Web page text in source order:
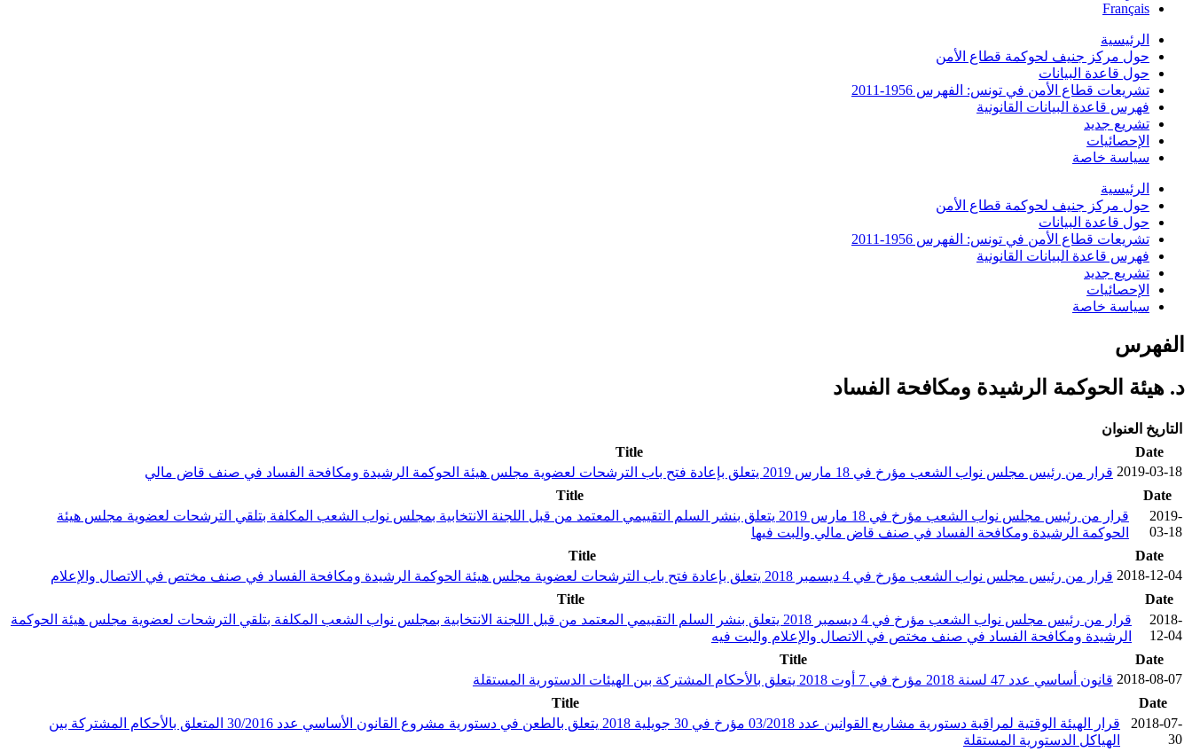
Français
الرئيسية
حول مركز جنيف لحوكمة قطاع الأمن
حول قاعدة البيانات
تشريعات قطاع الأمن في تونس: الفهرس 1956-2011
فهرس قاعدة البيانات القانونية
تشريع جديد
الإحصائيات
سياسة خاصة
الرئيسية
حول مركز جنيف لحوكمة قطاع الأمن
حول قاعدة البيانات
تشريعات قطاع الأمن في تونس: الفهرس 1956-2011
فهرس قاعدة البيانات القانونية
تشريع جديد
الإحصائيات
سياسة خاصة
الفهرس
د. هيئة الحوكمة الرشيدة ومكافحة الفساد
التاريخ العنوان
Date
Title
2019-03-18 قرار من رئيس مجلس نواب الشعب مؤرخ في 18 مارس 2019 يتعلق بإعادة فتح باب الترشحات لعضوية مجلس هيئة الحوكمة الرشيدة ومكافحة الفساد في صنف قاض مالي
Date
Title
2019-
03-18
قرار من رئيس مجلس نواب الشعب مؤرخ في 18 مارس 2019 يتعلق بنشر السلم التقييمي المعتمد من قبل اللجنة الانتخابية بمجلس نواب الشعب المكلفة بتلقي الترشحات لعضوية مجلس هيئة
الحوكمة الرشيدة ومكافحة الفساد في صنف قاض مالي والبت فيها
Date
Title
2018-12-04 قرار من رئيس مجلس نواب الشعب مؤرخ في 4 ديسمبر 2018 يتعلق بإعادة فتح باب الترشحات لعضوية مجلس هيئة الحوكمة الرشيدة ومكافحة الفساد في صنف مختص في الاتصال والإعلام
Date
Title
2018-
12-04
قرار من رئيس مجلس نواب الشعب مؤرخ في 4 ديسمبر 2018 يتعلق بنشر السلم التقييمي المعتمد من قبل اللجنة الانتخابية بمجلس نواب الشعب المكلفة بتلقي الترشحات لعضوية مجلس هيئة الحوكمة
الرشيدة ومكافحة الفساد في صنف مختص في الاتصال والإعلام والبت فيه
Date
Title
2018-08-07 قانون أساسي عدد 47 لسنة 2018 مؤرخ في 7 أوت 2018 يتعلق بالأحكام المشتركة بين الهيئات الدستورية المستقلة
Date
Title
2018-07-
30
قرار الهيئة الوقتية لمراقبة دستورية مشاريع القوانين عدد 03/2018 مؤرخ في 30 جويلية 2018 يتعلق بالطعن في دستورية مشروع القانون الأساسي عدد 30/2016 المتعلق بالأحكام المشتركة بين
الهياكل الدستورية المستقلة